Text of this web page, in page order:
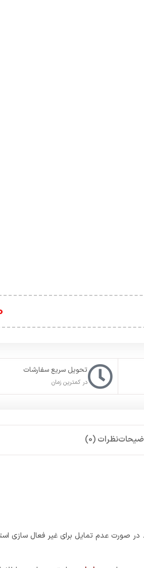
تحویل سریع سفارشات
در کمترین زمان
نظرات (0)
در صورت عدم تمایل برای غیر فعال سازی